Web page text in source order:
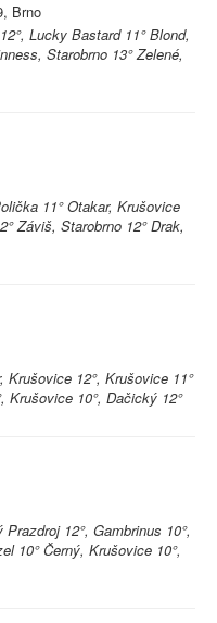
Brno
Lucky Bastard 11° Blond,
Starobrno 13° Zelené,
11° Otakar, Krušovice
Záviš, Starobrno 12° Drak,
Krušovice 12°, Krušovice 11°
Krušovice 10°, Dačický 12°
12°, Gambrinus 10°,
10° Černý, Krušovice 10°,